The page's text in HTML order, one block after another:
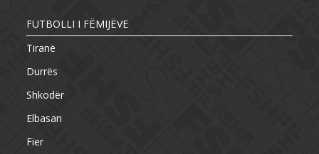
FUTBOLLI I FËMIJËVE
Tiranë
Durrës
Shkodër
Elbasan
Fier